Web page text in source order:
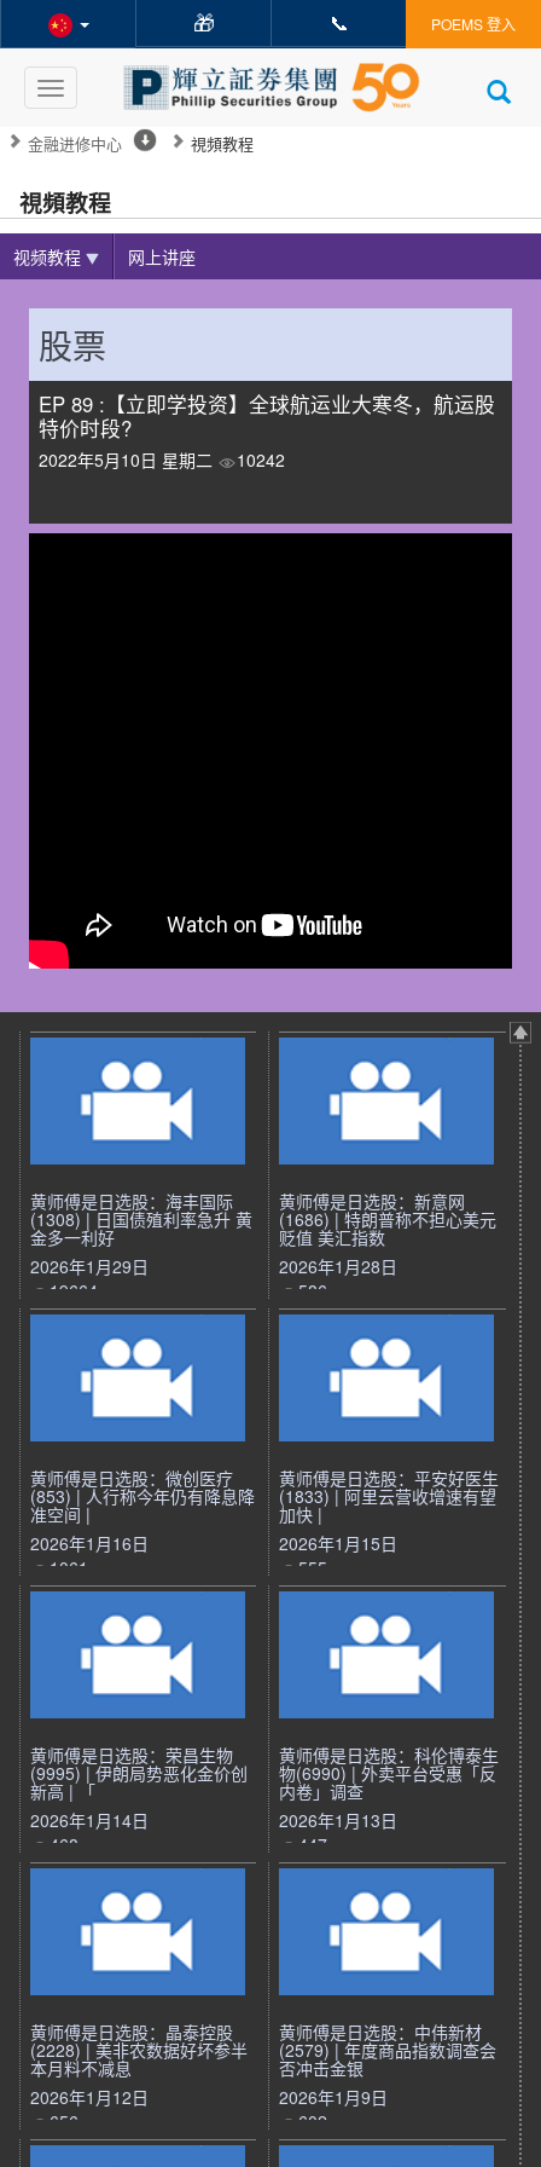
🎁 📞 POEMS 登入
Toggle
navigation
金融进修中心 視頻教程
視頻教程
视频教程 网上讲座
股票
EP 89 :【立即学投资】全球航运业大寒冬，航运股
特价时段?
2022年5月10日 星期二 10242
黄师傅是日选股：海丰国际
(1308) | 日国债殖利率急升 黄
金多一利好
2026年1月29日
19664
黄师傅是日选股：新意网
(1686) | 特朗普称不担心美元
贬值 美汇指数
2026年1月28日
586
黄师傅是日选股：微创医疗
(853) | 人行称今年仍有降息降
准空间 |
2026年1月16日
1061
黄师傅是日选股：平安好医生
(1833) | 阿里云营收增速有望
加快 |
2026年1月15日
555
黄师傅是日选股：荣昌生物
(9995) | 伊朗局势恶化金价创
新高 | 「
2026年1月14日
468
黄师傅是日选股：科伦博泰生
物(6990) | 外卖平台受惠「反
内卷」调查
2026年1月13日
447
黄师傅是日选股：晶泰控股
(2228) | 美非农数据好坏参半
本月料不减息
2026年1月12日
656
黄师傅是日选股：中伟新材
(2579) | 年度商品指数调查会
否冲击金银
2026年1月9日
602